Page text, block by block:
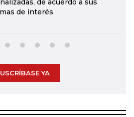
de acuerdo a sus
de interés
YA